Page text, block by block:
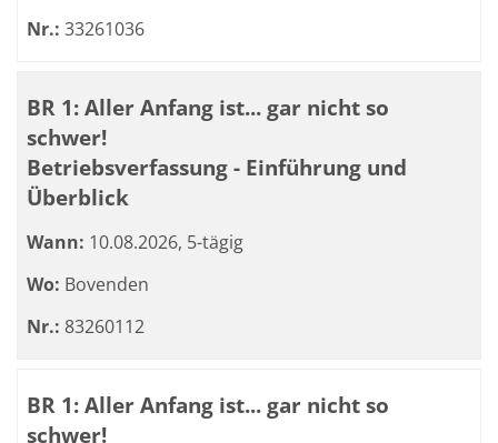
Nr.: 33261036
BR 1: Aller Anfang ist... gar nicht so
schwer!
Betriebsverfassung - Einführung und
Überblick
Wann: 10.08.2026, 5-tägig
Wo: Bovenden
Nr.: 83260112
BR 1: Aller Anfang ist... gar nicht so
schwer!